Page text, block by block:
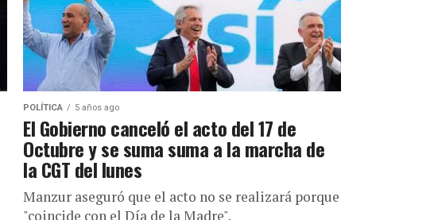
POLÍTICA 5 años ago
El Gobierno canceló el acto del 17 de
Octubre y se suma suma a la marcha de
la CGT del lunes
Manzur aseguró que el acto no se realizará porque
"coincide con el Día de la Madre".